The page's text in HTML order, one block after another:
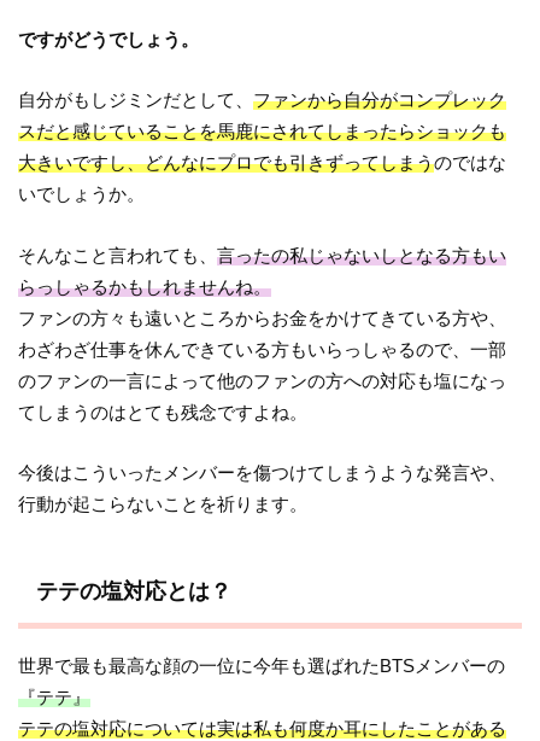
ですがどうでしょう。
自分がもしジミンだとして、ファンから自分がコンプレック
スだと感じていることを馬鹿にされてしまったらショックも
大きいですし、どんなにプロでも引きずってしまうのではな
いでしょうか。
そんなこと言われても、言ったの私じゃないしとなる方もい
らっしゃるかもしれませんね。
ファンの方々も遠いところからお金をかけてきている方や、
わざわざ仕事を休んできている方もいらっしゃるので、一部
のファンの一言によって他のファンの方への対応も塩になっ
てしまうのはとても残念ですよね。
今後はこういったメンバーを傷つけてしまうような発言や、
行動が起こらないことを祈ります。
テテの塩対応とは？
世界で最も最高な顔の一位に今年も選ばれたBTSメンバーの
『テテ』
テテの塩対応については実は私も何度か耳にしたことがある